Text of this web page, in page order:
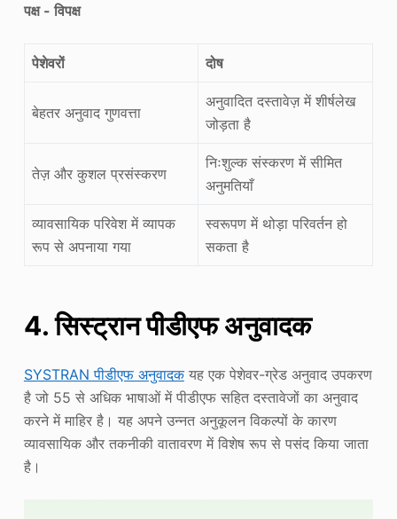
पक्ष - विपक्ष
पेशेवरों दोष
बेहतर अनुवाद गुणवत्ता
अनुवादित दस्तावेज़ में शीर्षलेख
जोड़ता है
तेज़ और कुशल प्रसंस्करण
निःशुल्क संस्करण में सीमित
अनुमतियाँ
व्यावसायिक परिवेश में व्यापक
रूप से अपनाया गया
स्वरूपण में थोड़ा परिवर्तन हो
सकता है
4. सिस्ट्रान पीडीएफ अनुवादक
SYSTRAN पीडीएफ अनुवादकयह एक पेशेवर-ग्रेड अनुवाद उपकरण
है जो 55 से अधिक भाषाओं में पीडीएफ सहित दस्तावेजों का अनुवाद
करने में माहिर है। यह अपने उन्नत अनुकूलन विकल्पों के कारण
व्यावसायिक और तकनीकी वातावरण में विशेष रूप से पसंद किया जाता
है।